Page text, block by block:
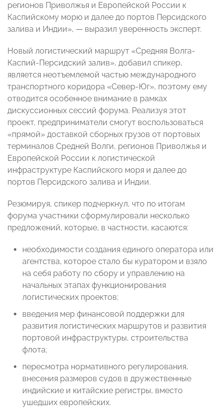
регионов Приволжья и Европейской России к
Каспийскому морю и далее до портов Персидского
залива и Индии», — выразил уверенность эксперт.
Новый логистический маршрут «Средняя Волга-
Каспий-Персидский залив», добавил спикер,
является неотъемлемой частью международного
транспортного коридора «Север-Юг», поэтому ему
отводится особенное внимание в рамках
дискуссионных сессий форума. Реализуя этот
проект, предприниматели смогут воспользоваться
«прямой» доставкой сборных грузов от портовых
терминалов Средней Волги, регионов Приволжья и
Европейской России к логистической
инфраструктуре Каспийского моря и далее до
портов Персидского залива и Индии.
Резюмируя, спикер подчеркнул, что по итогам
форума участники сформулировали несколько
предложений, которые, в частности, касаются:
необходимости создания единого оператора или
агентства, которое стало бы куратором и взяло
на себя работу по сбору и управлению на
начальных этапах функционирования
логистических проектов;
введения мер финансовой поддержки для
развития логистических маршрутов и развития
портовой инфраструктуры, строительства
флота;
пересмотра нормативного регулирования,
внесения размеров судов в дружественные
индийские и китайские регистры, вместо
ушедших европейских.